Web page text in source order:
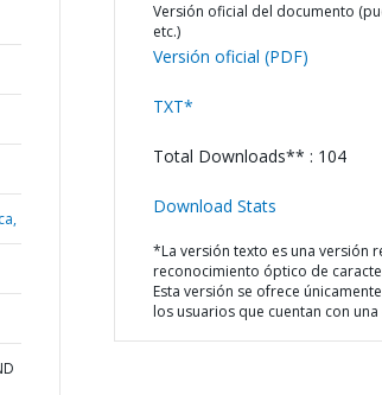
Versión oficial del documento
etc.)
Versión oficial (PDF)
TXT*
Total Downloads** : 104
Download Stats
*La versión texto es una versión
reconocimiento óptico de
Esta versión se ofrece
los usuarios que cuentan con